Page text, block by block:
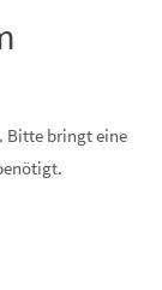
Bitte bringt eine